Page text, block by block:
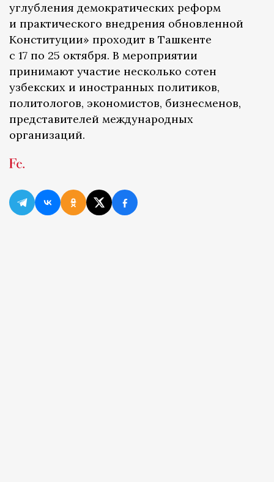
углубления демократических реформ
и практического внедрения обновленной
Конституции» проходит в Ташкенте
с 17 по 25 октября. В мероприятии
принимают участие несколько сотен
узбекских и иностранных политиков,
политологов, экономистов, бизнесменов,
представителей международных
организаций.